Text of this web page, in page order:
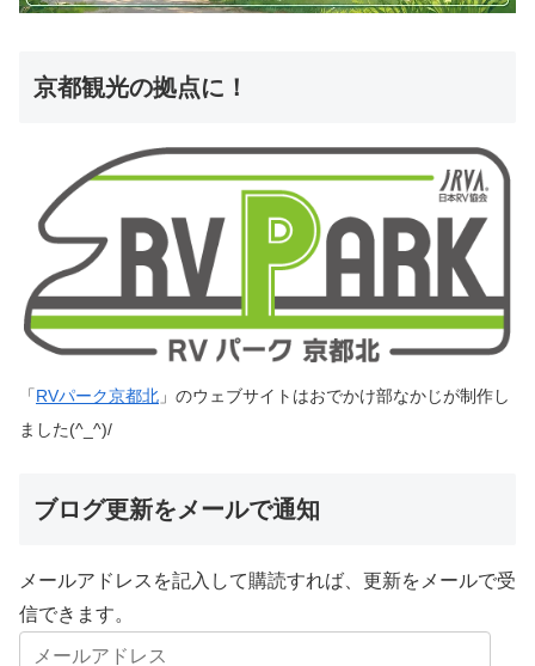
京都観光の拠点に！
「RVパーク京都北 」のウェブサイトはおでかけ部なかじが制作し
ました(^_^)/
ブログ更新をメールで通知
メールアドレスを記入して購読すれば、更新をメールで受
信できます。